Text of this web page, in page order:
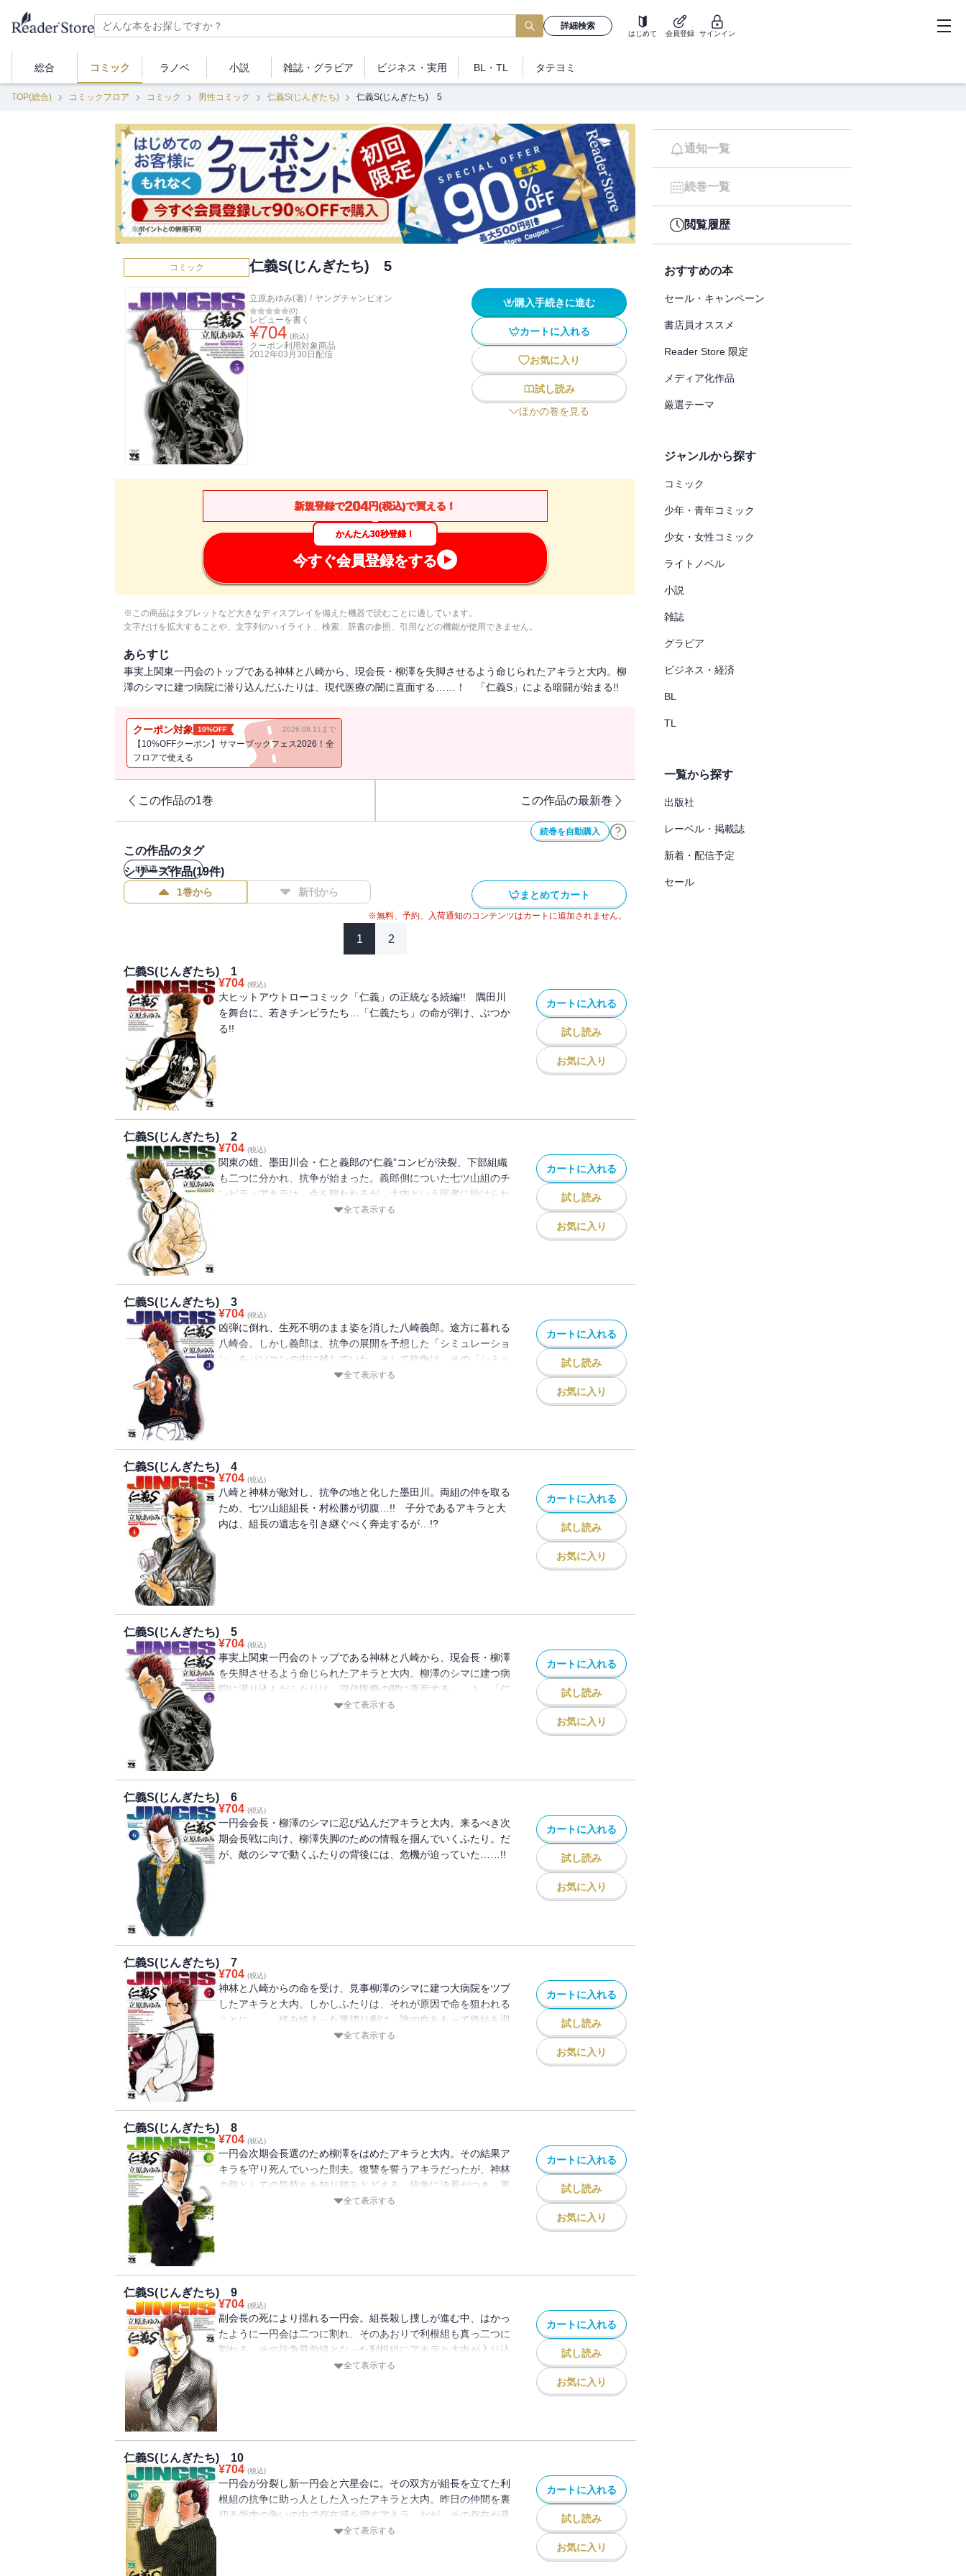
詳細検索
はじめて 会員登録 サインイン
総合 コミック ラノベ 小説 雑誌・ グラビア ビジネス ・実用 BL・TL タテヨミ
TOP(総合) コミックフロア コミック 男性コミック 仁義S(じんぎたち) 仁義S(じんぎたち) 5
コミック 仁義S(じんぎたち) 5
立原あゆみ(著) / ヤングチャンピオン
(0)
レビューを書く
¥704 (税込)
クーポン利用対象商品
2012年03月30日 配信
購入手続きに進む
カートに入れる
お気に入り
試し読み
ほかの巻を見る
新規登録で204円(税込)で買える！
かんたん30秒登録！
今すぐ会員登録をする
※この商品はタブレットなど大きなディスプレイを備えた機器で読むことに適しています。
文字だけを拡大することや、文字列のハイライト、検索、辞書の参照、引用などの機能が使用できません。
あらすじ
事実上関東一円会のトップである神林と八崎から、現会長・柳澤を失脚させるよう命じられたアキラと大内。柳
澤のシマに建つ病院に潜り込んだふたりは、現代医療の闇に直面する……！ 「仁義S」による暗闘が始まる!!
クーポン対象 10%OFF 2026.08.11まで
【10%OFFクーポン】サマーブックフェス2026！全
フロアで使える
この作品の1巻 この作品の最新巻
続巻を自動購入
この作品のタグ
#極道コミック
シリーズ作品(19件)
1巻から 新刊から まとめてカート
※無料、予約、入荷通知のコンテンツはカートに追加されません。
1 2
仁義S(じんぎたち) 1
¥704 (税込)
大ヒットアウトローコミック「仁義」の正統なる続編!! 隅田川
を舞台に、若きチンピラたち…「仁義たち」の命が弾け、ぶつか
る!!
カートに入れる
試し読み
お気に入り
仁義S(じんぎたち) 2
¥704 (税込)
関東の雄、墨田川会・仁と義郎の“仁義”コンビが決裂、下部組織
も二つに分かれ、抗争が始まった。義郎側についた七ツ山組のチ
ンピラ・アキラは、命を狙われるが、大内という医者に助けられ
る。その大内、病院の医療ミスを暴き、クビとなり、アウトロ
全て表示する
カートに入れる
試し読み
お気に入り
仁義S(じんぎたち) 3
¥704 (税込)
凶弾に倒れ、生死不明のまま姿を消した八崎義郎。途方に暮れる
八崎会。しかし義郎は、抗争の展開を予想した「シミュレーショ
ン」をパソコンの中に残していた。そして抗争は、その「シミュ
レーション」どおりに進んでゆき…!?
全て表示する
カートに入れる
試し読み
お気に入り
仁義S(じんぎたち) 4
¥704 (税込)
八崎と神林が敵対し、抗争の地と化した墨田川。両組の仲を取る
ため、七ツ山組組長・村松勝が切腹…!! 子分であるアキラと大
内は、組長の遺志を引き継ぐべく奔走するが…!?
カートに入れる
試し読み
お気に入り
仁義S(じんぎたち) 5
¥704 (税込)
事実上関東一円会のトップである神林と八崎から、現会長・柳澤
を失脚させるよう命じられたアキラと大内。柳澤のシマに建つ病
院に潜り込んだふたりは、現代医療の闇に直面する……！ 「仁
義S」による暗闘が始まる!! 全て表示する
カートに入れる
試し読み
お気に入り
仁義S(じんぎたち) 6
¥704 (税込)
一円会会長・柳澤のシマに忍び込んだアキラと大内。来るべき次
期会長戦に向け、柳澤失脚のための情報を掴んでいくふたり。だ
が、敵のシマで動くふたりの背後には、危機が迫っていた……!!
カートに入れる
試し読み
お気に入り
仁義S(じんぎたち) 7
¥704 (税込)
神林と八崎からの命を受け、見事柳澤のシマに建つ大病院をツブ
したアキラと大内。しかしふたりは、それが原因で命を狙われる
ことに……。絡み絡まった裏切り劇は、誰の血をもって終結を迎
全て表示する
カートに入れる
試し読み
お気に入り
仁義S(じんぎたち) 8
¥704 (税込)
一円会次期会長選のため柳澤をはめたアキラと大内。その結果ア
キラを守り死んでいった則夫。復讐を誓うアキラだったが、神林
の親としての気持ちを知り踏みとどまる。抗争に決着がつき、更
なる流血は見ずにすむはずだったが……!?
全て表示する
カートに入れる
試し読み
お気に入り
仁義S(じんぎたち) 9
¥704 (税込)
副会長の死により揺れる一円会。組長殺し捜しが進む中、はかっ
たように一円会は二つに割れ、そのあおりで利根組も真っ二つに
割れる。その抗争最前線となった利根組にアキラと大内が入り込
全て表示する
カートに入れる
試し読み
お気に入り
仁義S(じんぎたち) 10
¥704 (税込)
一円会が分裂し新一円会と六星会に。その双方が組長を立てた利
根組の抗争に助っ人とした入ったアキラと大内。昨日の仲間を裏
切る骨肉の争いの中で存在感を増すアキラ。だが、その存在が暴
力を加速させ新たな犠牲が!?全て表示する
カートに入れる
試し読み
お気に入り
通知一覧
続巻一覧
閲覧履歴
おすすめの本
セール・キャンペーン
書店員オススメ
Reader Store 限定
メディア化作品
厳選テーマ
ジャンルから探す
コミック
少年・青年コミック
少女・女性コミック
ライトノベル
小説
雑誌
グラビア
ビジネス・経済
BL
TL
一覧から探す
出版社
レーベル・掲載誌
新着・配信予定
セール